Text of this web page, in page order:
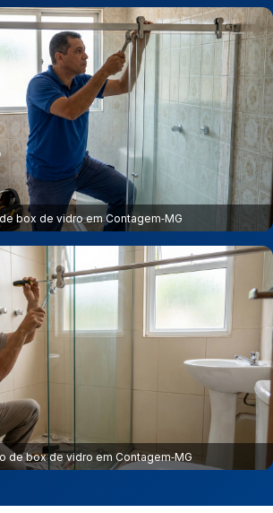
box de vidro em Contagem‑MG
de box de vidro em Contagem‑MG